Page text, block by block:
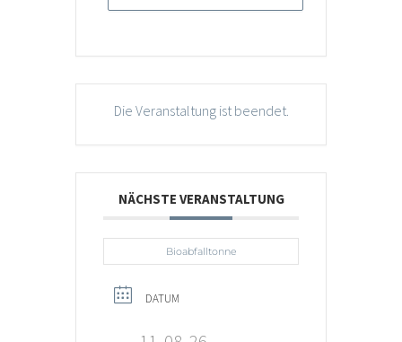
Die Veranstaltung ist beendet.
NÄCHSTE VERANSTALTUNG
Bioabfalltonne
DATUM